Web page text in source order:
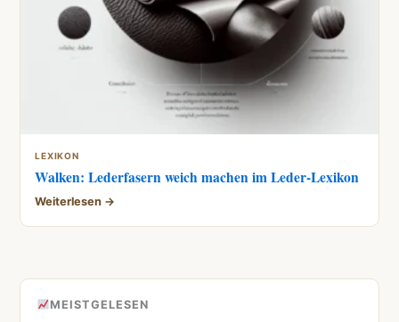
LEXIKON
Walken: Lederfasern weich machen im Leder-Lexikon
Weiterlesen →
MEISTGELESEN